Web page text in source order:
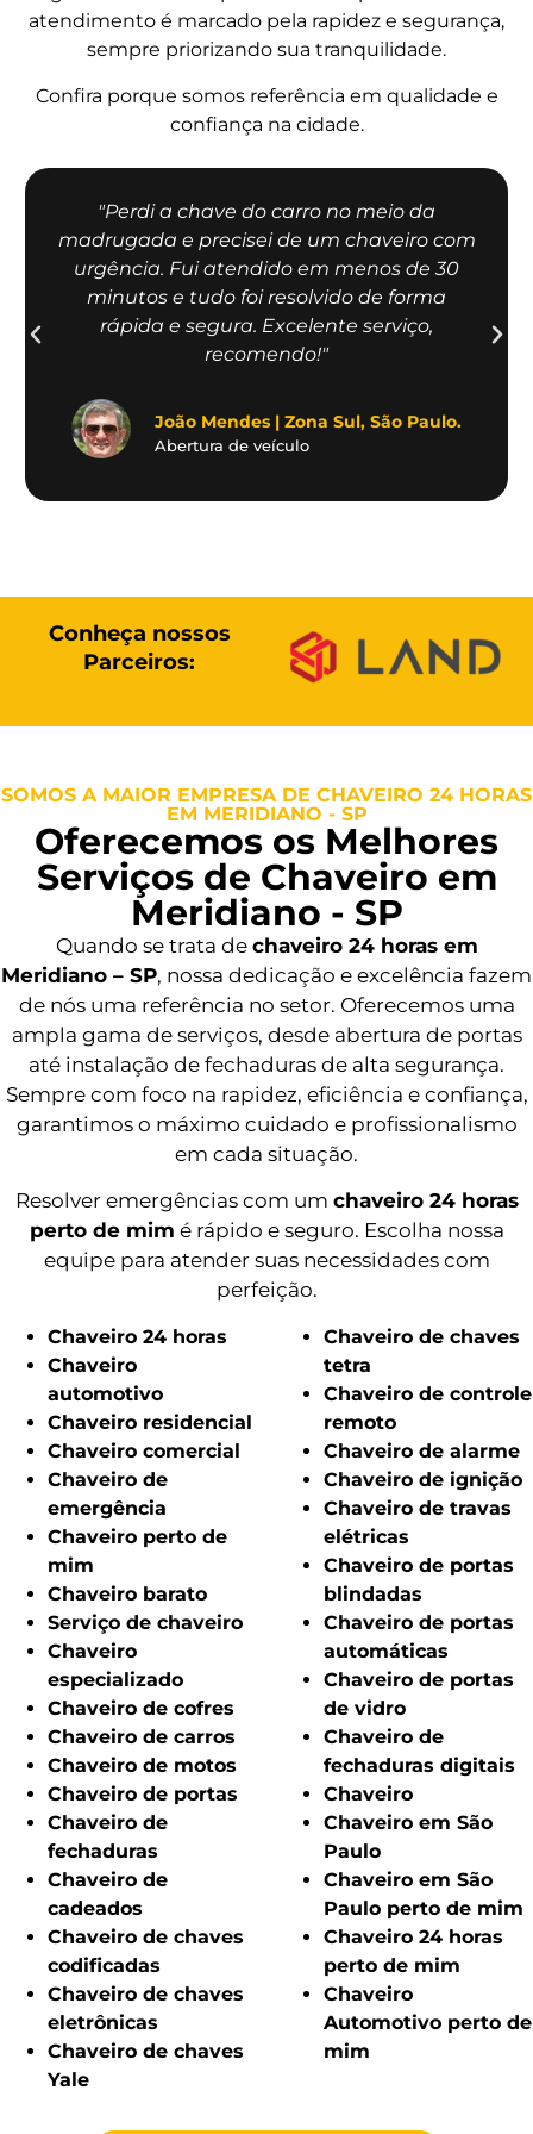
atendimento é marcado pela rapidez e segurança,
sempre priorizando sua tranquilidade.
Confira porque somos referência em qualidade e
confiança na cidade.
"Perdi a chave do carro no meio da
madrugada e precisei de um chaveiro com
urgência. Fui atendido em menos de 30
minutos e tudo foi resolvido de forma
rápida e segura. Excelente serviço,
recomendo!"
João Mendes | Zona Sul, São Paulo.
Abertura de veículo
Conheça nossos
Parceiros:
SOMOS A MAIOR EMPRESA DE CHAVEIRO 24 HORAS
EM MERIDIANO - SP
Oferecemos os Melhores
Serviços de Chaveiro em
Meridiano - SP
Quando se trata de chaveiro 24 horas em
Meridiano – SP, nossa dedicação e excelência fazem
de nós uma referência no setor. Oferecemos uma
ampla gama de serviços, desde abertura de portas
até instalação de fechaduras de alta segurança.
Sempre com foco na rapidez, eficiência e confiança,
garantimos o máximo cuidado e profissionalismo
em cada situação.
Resolver emergências com um chaveiro 24 horas
perto de mim é rápido e seguro. Escolha nossa
equipe para atender suas necessidades com
perfeição.
Chaveiro 24 horas
Chaveiro
automotivo
Chaveiro residencial
Chaveiro comercial
Chaveiro de
emergência
Chaveiro perto de
mim
Chaveiro barato
Serviço de chaveiro
Chaveiro
especializado
Chaveiro de cofres
Chaveiro de carros
Chaveiro de motos
Chaveiro de portas
Chaveiro de
fechaduras
Chaveiro de
cadeados
Chaveiro de chaves
codificadas
Chaveiro de chaves
eletrônicas
Chaveiro de chaves
Yale
Chaveiro de chaves
tetra
Chaveiro de controle
remoto
Chaveiro de alarme
Chaveiro de ignição
Chaveiro de travas
elétricas
Chaveiro de portas
blindadas
Chaveiro de portas
automáticas
Chaveiro de portas
de vidro
Chaveiro de
fechaduras digitais
Chaveiro
Chaveiro em São
Paulo
Chaveiro em São
Paulo perto de mim
Chaveiro 24 horas
perto de mim
Chaveiro
Automotivo perto de
mim